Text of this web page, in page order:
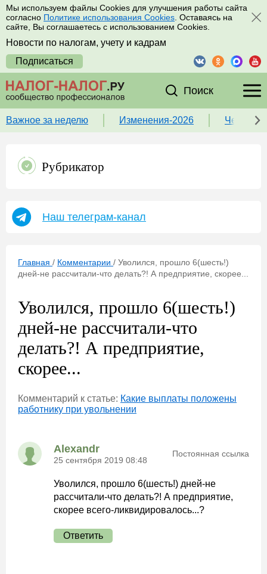
Мы используем файлы Cookies для улучшения работы сайта
согласно Политике использования Cookies . Оставаясь на
сайте, Вы соглашаетесь с использованием Cookies.
Новости по налогам, учету и кадрам
Подписаться
Поиск
Важное за неделю Изменения-2026 Чек-
Рубрикатор
Наш телеграм-канал
Главная / Комментарии / Уволился, прошло 6(шесть!)
дней-не рассчитали-что делать?! А предприятие, скорее...
Уволился, прошло 6(шесть!)
дней-не рассчитали-что
делать?! А предприятие,
скорее...
Комментарий к статье: Какие выплаты положены
работнику при увольнении
Alexandr
25 сентября 2019 08:48
Постоянная ссылка
Уволился, прошло 6(шесть!) дней-не
рассчитали-что делать?! А предприятие,
скорее всего-ликвидировалось...?
Ответить